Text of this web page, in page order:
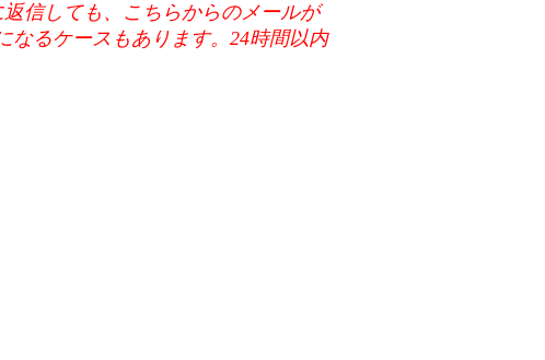
返信しても、こちらからのメールが
なるケースもあります。24時間以内